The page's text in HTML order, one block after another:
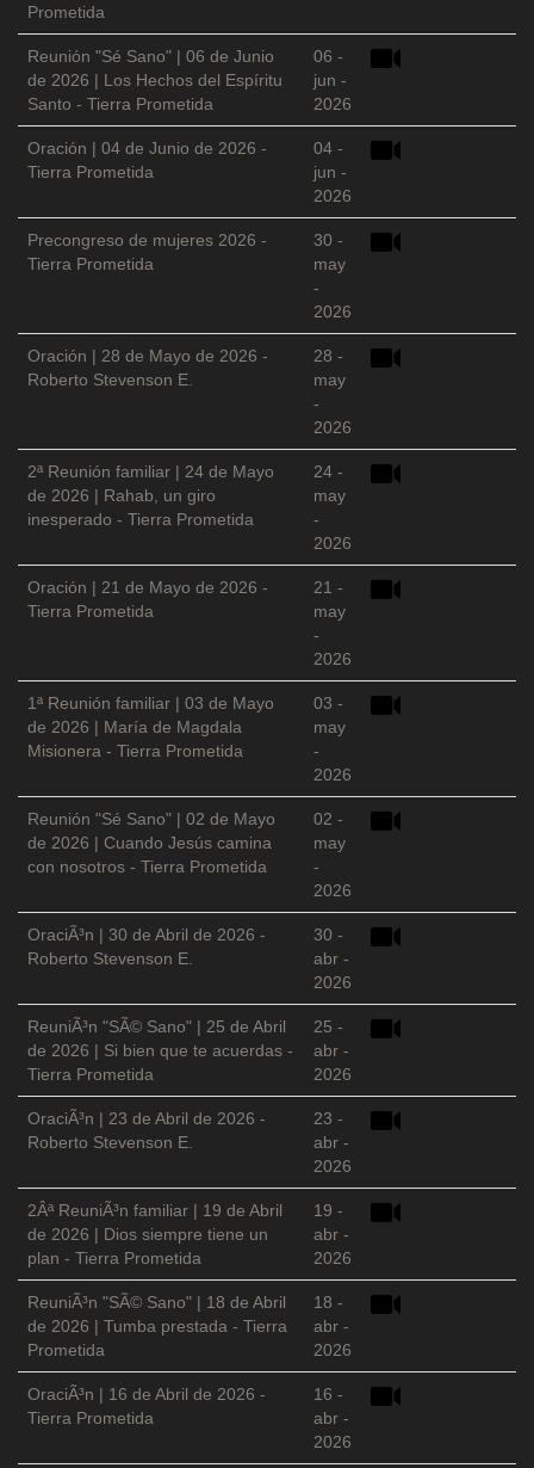
Prometida
Reunión "Sé Sano" | 06 de Junio
de 2026 | Los Hechos del Espíritu
Santo - Tierra Prometida
06 -
jun -
2026
Oración | 04 de Junio de 2026 -
Tierra Prometida
04 -
jun -
2026
Precongreso de mujeres 2026 -
Tierra Prometida
30 -
may
-
2026
Oración | 28 de Mayo de 2026 -
Roberto Stevenson E.
28 -
may
-
2026
2ª Reunión familiar | 24 de Mayo
de 2026 | Rahab, un giro
inesperado - Tierra Prometida
24 -
may
-
2026
Oración | 21 de Mayo de 2026 -
Tierra Prometida
21 -
may
-
2026
1ª Reunión familiar | 03 de Mayo
de 2026 | María de Magdala
Misionera - Tierra Prometida
03 -
may
-
2026
Reunión "Sé Sano" | 02 de Mayo
de 2026 | Cuando Jesús camina
con nosotros - Tierra Prometida
02 -
may
-
2026
OraciÃ³n | 30 de Abril de 2026 -
Roberto Stevenson E.
30 -
abr -
2026
ReuniÃ³n "SÃ© Sano" | 25 de Abril
de 2026 | Si bien que te acuerdas -
Tierra Prometida
25 -
abr -
2026
OraciÃ³n | 23 de Abril de 2026 -
Roberto Stevenson E.
23 -
abr -
2026
2Âª ReuniÃ³n familiar | 19 de Abril
de 2026 | Dios siempre tiene un
plan - Tierra Prometida
19 -
abr -
2026
ReuniÃ³n "SÃ© Sano" | 18 de Abril
de 2026 | Tumba prestada - Tierra
Prometida
18 -
abr -
2026
OraciÃ³n | 16 de Abril de 2026 -
Tierra Prometida
16 -
abr -
2026